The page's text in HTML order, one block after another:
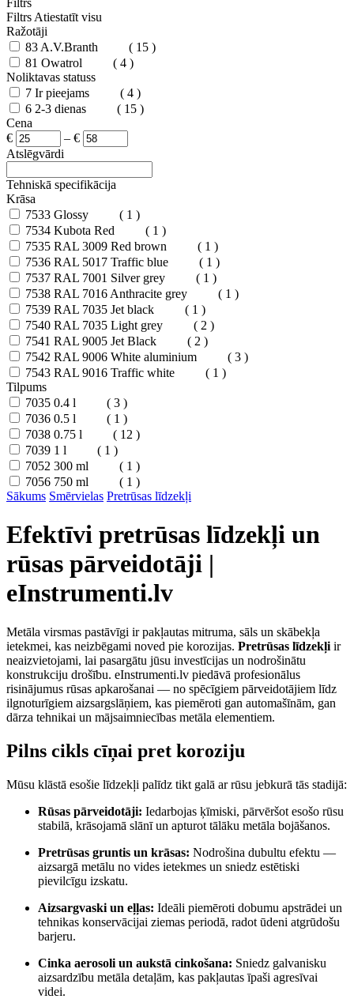
Filtrs
Filtrs Atiestatīt visu
Ražotāji
83 A.V.Branth
( 15 )
81 Owatrol
( 4 )
Noliktavas statuss
7 Ir pieejams
( 4 )
6 2-3 dienas
( 15 )
Cena
€
– €
Atslēgvārdi
Tehniskā specifikācija
Krāsa
7533 Glossy
( 1 )
7534 Kubota Red
( 1 )
7535 RAL 3009 Red brown
( 1 )
7536 RAL 5017 Traffic blue
( 1 )
7537 RAL 7001 Silver grey
( 1 )
7538 RAL 7016 Anthracite grey
( 1 )
7539 RAL 7035 Jet black
( 1 )
7540 RAL 7035 Light grey
( 2 )
7541 RAL 9005 Jet Black
( 2 )
7542 RAL 9006 White aluminium
( 3 )
7543 RAL 9016 Traffic white
( 1 )
Tilpums
7035 0.4 l
( 3 )
7036 0.5 l
( 1 )
7038 0.75 l
( 12 )
7039 1 l
( 1 )
7052 300 ml
( 1 )
7056 750 ml
( 1 )
Sākums Smērvielas Pretrūsas līdzekļi
Efektīvi pretrūsas līdzekļi un
rūsas pārveidotāji |
eInstrumenti.lv
Metāla virsmas pastāvīgi ir pakļautas mitruma, sāls un skābekļa
ietekmei, kas neizbēgami noved pie korozijas. Pretrūsas līdzekļi ir
neaizvietojami, lai pasargātu jūsu investīcijas un nodrošinātu
konstrukciju drošību. eInstrumenti.lv piedāvā profesionālus
risinājumus rūsas apkarošanai — no spēcīgiem pārveidotājiem līdz
ilgnoturīgiem aizsargslāņiem, kas piemēroti gan automašīnām, gan
dārza tehnikai un mājsaimniecības metāla elementiem.
Pilns cikls cīņai pret koroziju
Mūsu klāstā esošie līdzekļi palīdz tikt galā ar rūsu jebkurā tās stadijā:
Rūsas pārveidotāji: Iedarbojas ķīmiski, pārvēršot esošo rūsu
stabilā, krāsojamā slānī un apturot tālāku metāla bojāšanos.
Pretrūsas gruntis un krāsas: Nodrošina dubultu efektu —
aizsargā metālu no vides ietekmes un sniedz estētiski
pievilcīgu izskatu.
Aizsargvaski un eļļas: Ideāli piemēroti dobumu apstrādei un
tehnikas konservācijai ziemas periodā, radot ūdeni atgrūdošu
barjeru.
Cinka aerosoli un aukstā cinkošana: Sniedz galvanisku
aizsardzību metāla detaļām, kas pakļautas īpaši agresīvai
videi.